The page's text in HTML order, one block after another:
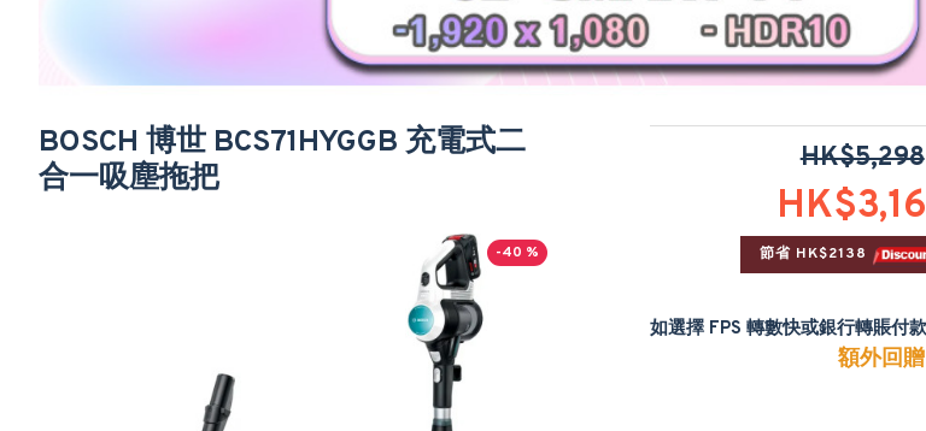
BOSCH 博世 BCS71HYGGB 充電式二
合一吸塵拖把
-40 %
HK$5,298
節省 HK$2138
如選擇 FPS 轉數快或銀行轉賬付款
額外回